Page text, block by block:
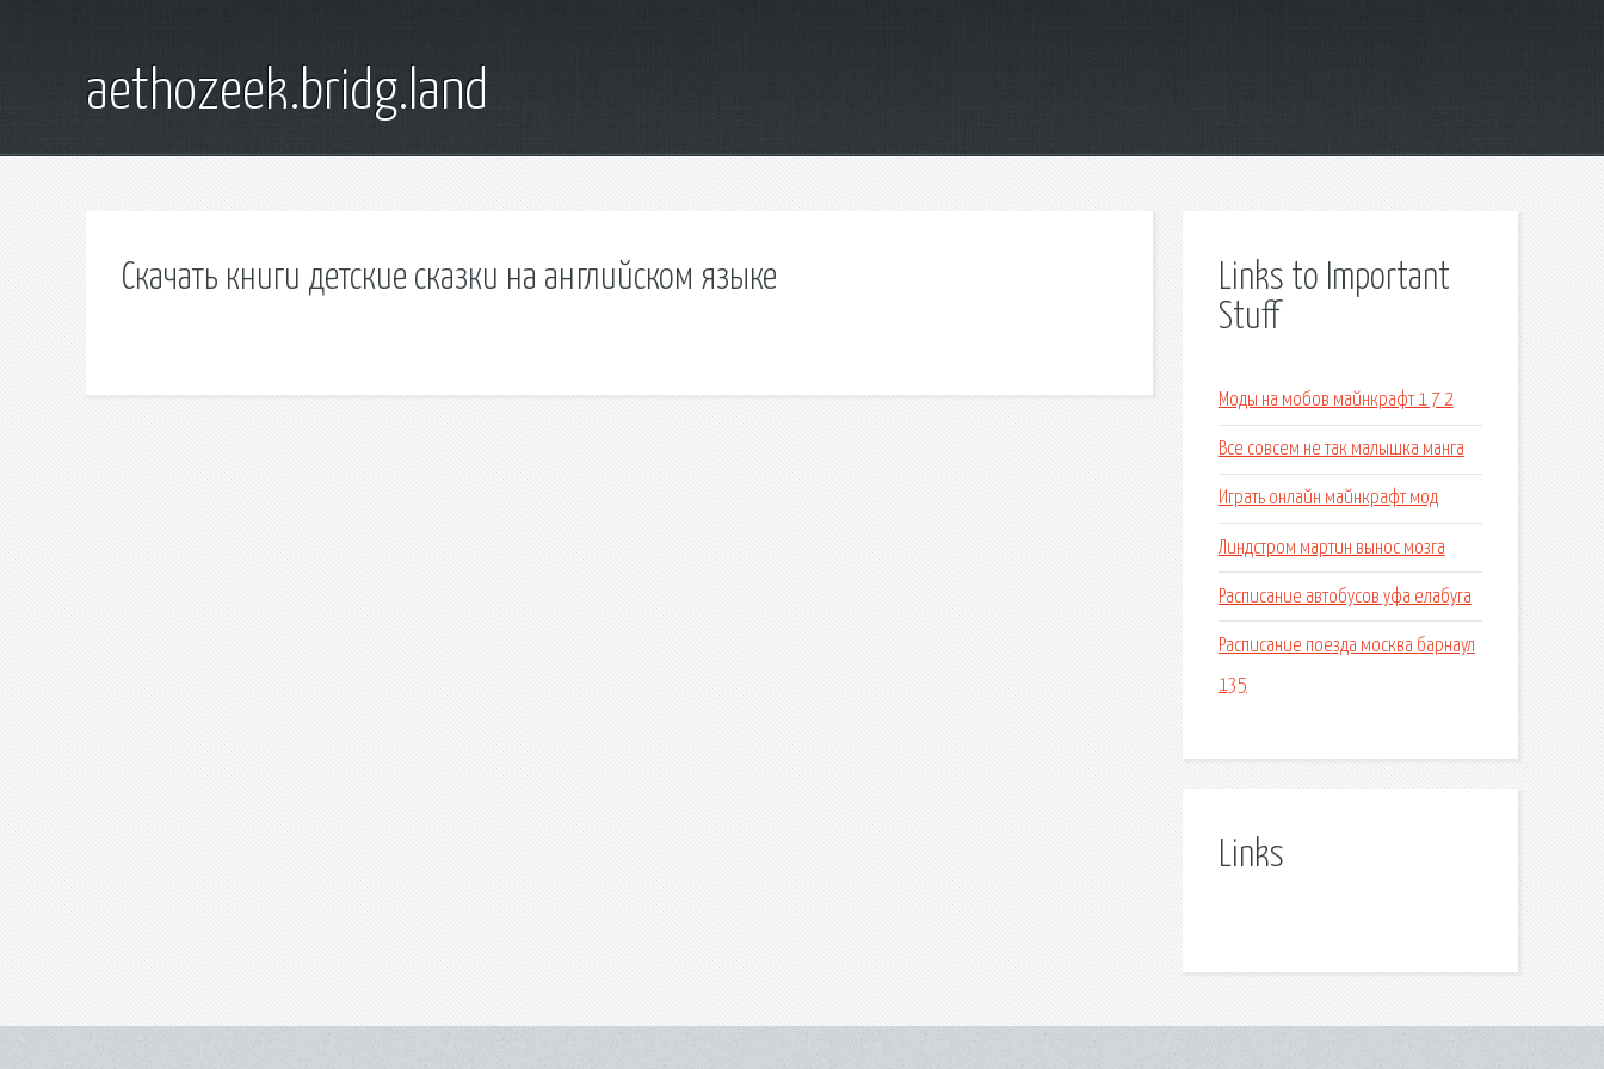
aethozeek.bridg.land
Скачать книги детские сказки на английском языке
Links to Important
Stuff
Моды на мобов майнкрафт 1 7 2
Все совсем не так малышка манга
Играть онлайн майнкрафт мод
Линдстром мартин вынос мозга
Расписание автобусов уфа елабуга
Расписание поезда москва барнаул
135
Links